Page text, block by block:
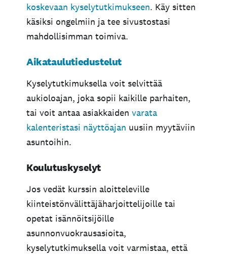
koskevaan kyselytutkimukseen. Käy sitten
käsiksi ongelmiin ja tee sivustostasi
mahdollisimman toimiva.
Aikataulutiedustelut
Kyselytutkimuksella voit selvittää
aukioloajan, joka sopii kaikille parhaiten,
tai voit antaa asiakkaiden varata
kalenteristasi näyttöajan uusiin myytäviin
asuntoihin.
Koulutuskyselyt
Jos vedät kurssin aloitteleville
kiinteistönvälittäjäharjoittelijoille tai
opetat isännöitsijöille
asunnonvuokrausasioita,
kyselytutkimuksella voit varmistaa, että